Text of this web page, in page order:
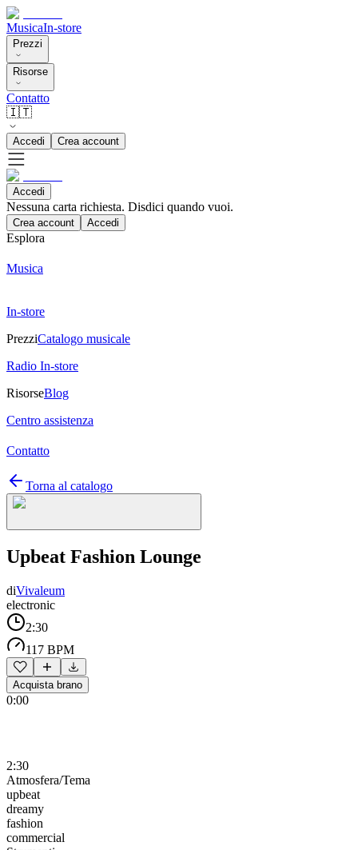
MusicaIn-store
Prezzi
Risorse
Contatto
🇮🇹
Accedi Crea account
Accedi
Nessuna carta richiesta. Disdici quando vuoi.
Crea account Accedi
Esplora
Musica
In-store
PrezziCatalogo musicale
Radio In-store
RisorseBlog
Centro assistenza
Contatto
Torna al catalogo
Upbeat Fashion Lounge
diVivaleum
electronic
2:30
117 BPM
Acquista brano
0:00
2:30
Atmosfera/Tema
upbeat
dreamy
fashion
commercial